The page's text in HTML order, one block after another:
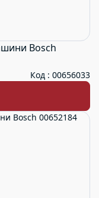
Bosch
Код : 00656033